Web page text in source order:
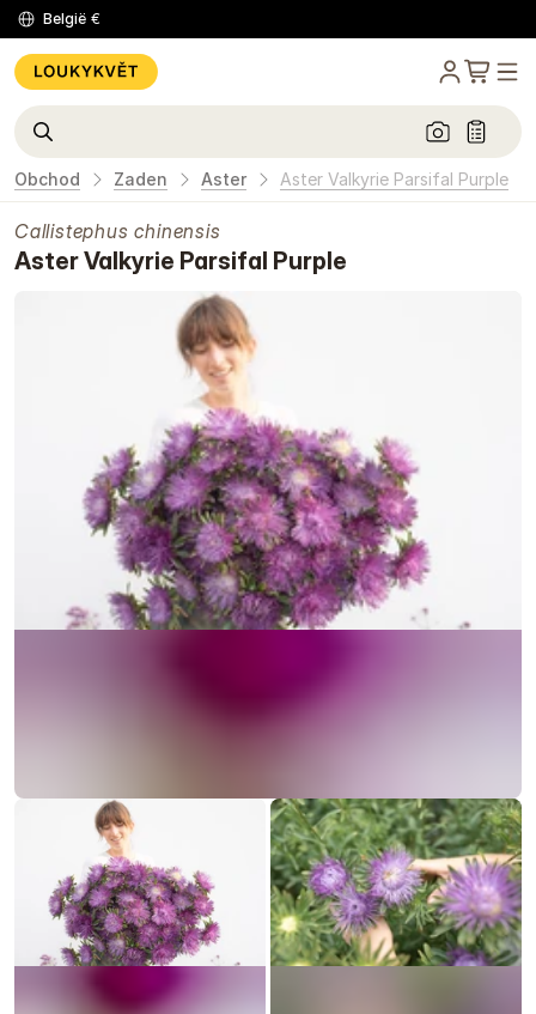
België €
Obchod Zaden Aster Aster Valkyrie Parsifal Purple
Callistephus chinensis
Aster Valkyrie Parsifal Purple